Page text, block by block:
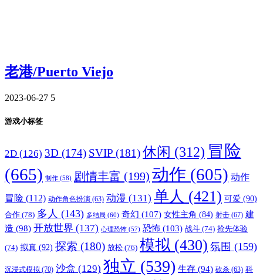
老港/Puerto Viejo
2023-06-27 5
游戏小标签
2D (126) 3D (174) SVIP (181)休闲 (312) 冒险
(665) 制作 (58) 剧情丰富 (199) 动作 (605) 动作
冒险 (112) 动作角色扮演 (63) 动漫 (131) 单人 (421) 可爱 (90)
合作 (78) 多人 (143) 多结局 (60) 奇幻 (107) 女性主角 (84) 射击 (67) 建
造 (98) 开放世界 (137) 心理恐怖 (57) 恐怖 (103) 战斗 (74) 抢先体验
(74) 拟真 (92) 探索 (180) 放松 (76) 模拟 (430) 氛围 (159)
沉浸式模拟 (70) 沙盒 (129) 独立 (539) 生存 (94) 砍杀 (63) 科